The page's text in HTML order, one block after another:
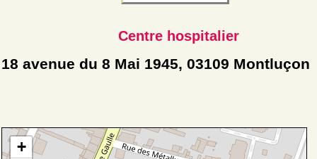
Centre hospitalier
18 avenue du 8 Mai 1945, 03109 Montluçon
+